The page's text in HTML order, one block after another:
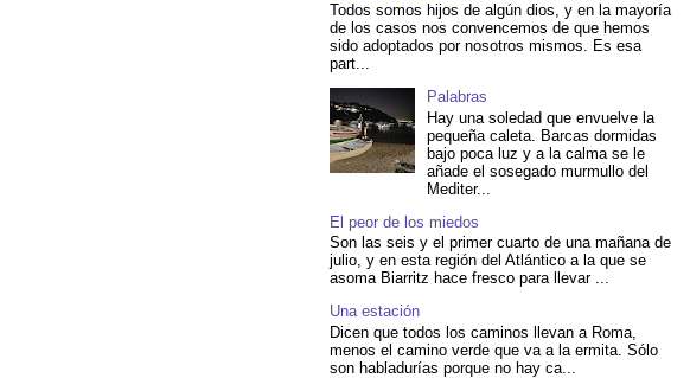
Todos somos hijos de algún dios, y en la mayoría
de los casos nos convencemos de que hemos
sido adoptados por nosotros mismos. Es esa
part...
Palabras
Hay una soledad que envuelve la
pequeña caleta. Barcas dormidas
bajo poca luz y a la calma se le
añade el sosegado murmullo del
Mediter...
El peor de los miedos
Son las seis y el primer cuarto de una mañana de
julio, y en esta región del Atlántico a la que se
asoma Biarritz hace fresco para llevar ...
Una estación
Dicen que todos los caminos llevan a Roma,
menos el camino verde que va a la ermita. Sólo
son habladurías porque no hay ca...